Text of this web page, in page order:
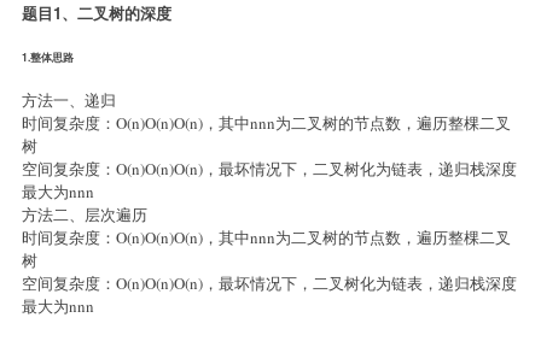
            result.append(t)
stack = [root]
result = []
    t = stack.pop()
    if type(t) is node:
        stack.extend([t.right,t.val,t.left])
    else:
            result.append(t)
        qu = tmp
题目1、二叉树的深度
1.整体思路
方法一、递归
时间复杂度：O(n)O(n)O(n)，其中nnn为二叉树的节点数，遍历整棵二叉
树
空间复杂度：O(n)O(n)O(n)，最坏情况下，二叉树化为链表，递归栈深度
最大为nnn
方法二、层次遍历
时间复杂度：O(n)O(n)O(n)，其中nnn为二叉树的节点数，遍历整棵二叉
树
空间复杂度：O(n)O(n)O(n)，最坏情况下，二叉树化为链表，递归栈深度
最大为nnn